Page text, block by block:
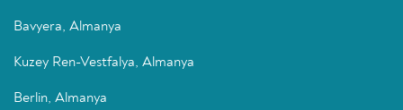
Bavyera, Almanya
Kuzey Ren-Vestfalya, Almanya
Berlin, Almanya